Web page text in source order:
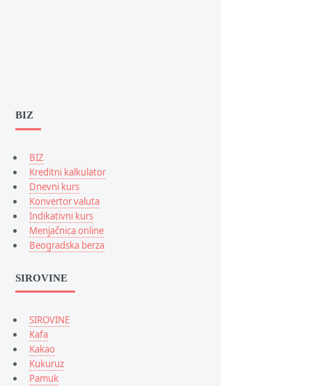
BIZ
BIZ
Kreditni kalkulator
Dnevni kurs
Konvertor valuta
Indikativni kurs
Menjačnica online
Beogradska berza
SIROVINE
SIROVINE
Kafa
Kakao
Kukuruz
Pamuk